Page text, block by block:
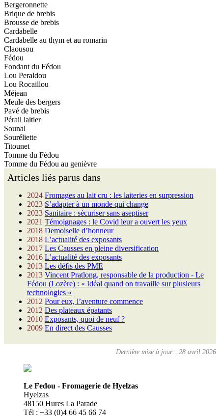
Bergeronnette
Brique de brebis
Brousse de brebis
Cardabelle
Cardabelle au thym et au romarin
Claousou
Fédou
Fondant du Fédou
Lou Peraldou
Lou Rocaillou
Méjean
Meule des bergers
Pavé de brebis
Pérail laitier
Sounal
Souréliette
Titounet
Tomme du Fédou
Tomme du Fédou au genièvre
Articles liés parus dans
2024 Fromages au lait cru : les laiteries en surpression
2023 S’adapter à un monde qui change
2023 Sanitaire : sécuriser sans aseptiser
2021 Témoignages : le Covid leur a ouvert les yeux
2018 Demoiselle d’honneur
2018 L’actualité des exposants
2017 Les Causses en pleine diversification
2016 L’actualité des exposants
2013 Les défis des PME
2013 Vincent Pratlong, responsable de la production - Le
Fédou (Lozère) : « Idéal quand on travaille sur plusieurs
technologies »
2012 Pour eux, l’aventure commence
2012 Des plateaux épatants
2010 Exposants, quoi de neuf ?
2009 En direct des Causses
Dernière mise à jour : 28 avril 2026
Le Fedou - Fromagerie de Hyelzas
Hyelzas
48150 Hures La Parade
Tél : +33 (0)4 66 45 66 74